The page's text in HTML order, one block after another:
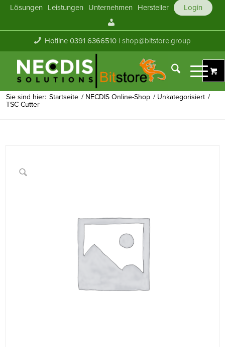
Lösungen Leistungen Unternehmen Hersteller
Login
Konto
Hotline 0391 6366510 |shop@bitstore.group
Sie sind hier: Startseite / NECDIS Online-Shop / Unkategorisiert /
TSC Cutter